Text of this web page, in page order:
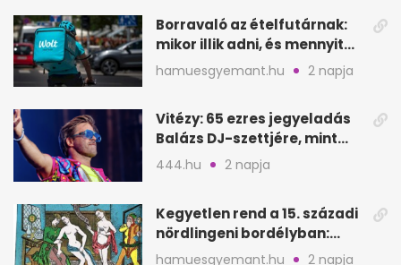
Borravaló az ételfutárnak:
mikor illik adni, és mennyit
rendeléskor?
hamuesgyemant.hu 2 napja
Vitézy: 65 ezres jegyeladás
Balázs DJ-szettjére, mint
metró nélküli Puskás-meccs
444.hu 2 napja
Kegyetlen rend a 15. századi
nördlingeni bordélyban:
verés, éheztetés
hamuesgyemant.hu 2 napja